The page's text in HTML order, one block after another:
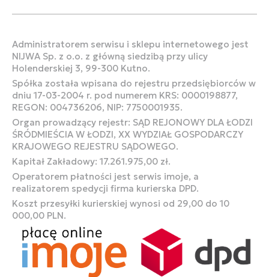
Administratorem serwisu i sklepu internetowego jest
NIJWA Sp. z o.o. z główną siedzibą przy ulicy
Holenderskiej 3, 99-300 Kutno.
Spółka została wpisana do rejestru przedsiębiorców w
dniu 17-03-2004 r. pod numerem KRS: 0000198877,
REGON: 004736206, NIP: 7750001935.
Organ prowadzący rejestr: SĄD REJONOWY DLA ŁODZI
ŚRÓDMIEŚCIA W ŁODZI, XX WYDZIAŁ GOSPODARCZY
KRAJOWEGO REJESTRU SĄDOWEGO.
Kapitał Zakładowy: 17.261.975,00 zł.
Operatorem płatności jest serwis imoje, a
realizatorem spedycji firma kurierska DPD.
Koszt przesyłki kurierskiej wynosi od 29,00 do 10
000,00 PLN.